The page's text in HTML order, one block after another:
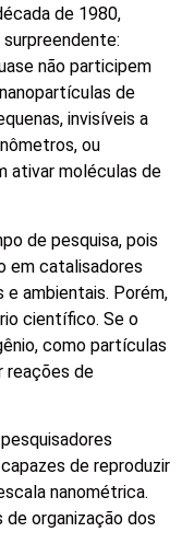
de 1980,
não participem
de
invisíveis a
ou
ativar moléculas de
de pesquisa, pois
em catalisadores
e ambientais. Porém,
científico. Se o
como partículas
reações de
de reproduzir
nanométrica.
organização dos